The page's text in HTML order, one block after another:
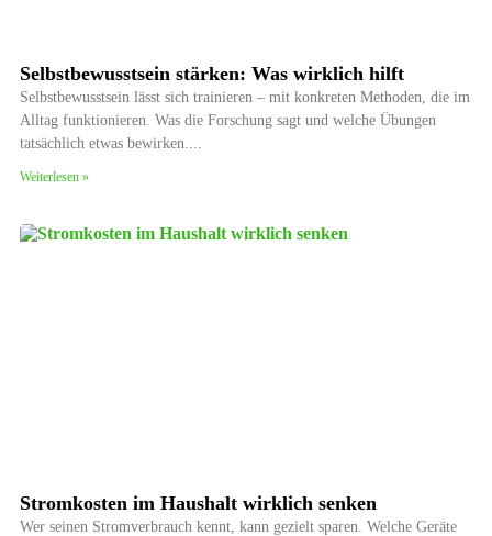
Selbstbewusstsein stärken: Was wirklich hilft
Selbstbewusstsein lässt sich trainieren – mit konkreten Methoden, die im
Alltag funktionieren. Was die Forschung sagt und welche Übungen
tatsächlich etwas bewirken.
Weiterlesen »
Stromkosten im Haushalt wirklich senken
Wer seinen Stromverbrauch kennt, kann gezielt sparen. Welche Geräte